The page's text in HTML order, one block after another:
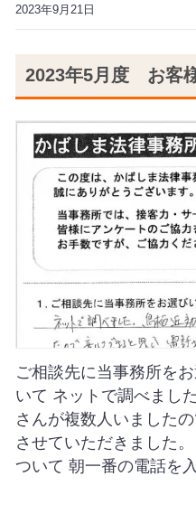
2023年9月21日
2023年5月度 お客
ご相談先に当事務所を
いて ネットで調べまし
さんが複数人いました
させていただきました
ついて 朝一番の電話を